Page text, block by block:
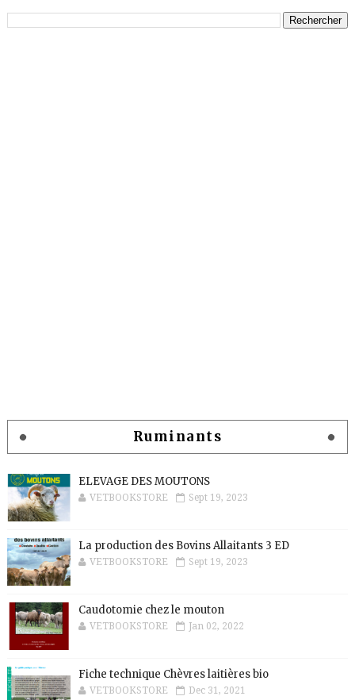
Ruminants
ELEVAGE DES MOUTONS
VETBOOKSTORE Sept 19, 2023
La production des Bovins Allaitants 3 ED
VETBOOKSTORE Sept 19, 2023
Caudotomie chez le mouton
VETBOOKSTORE Jan 02, 2022
Fiche technique Chèvres laitières bio
VETBOOKSTORE Dec 31, 2021